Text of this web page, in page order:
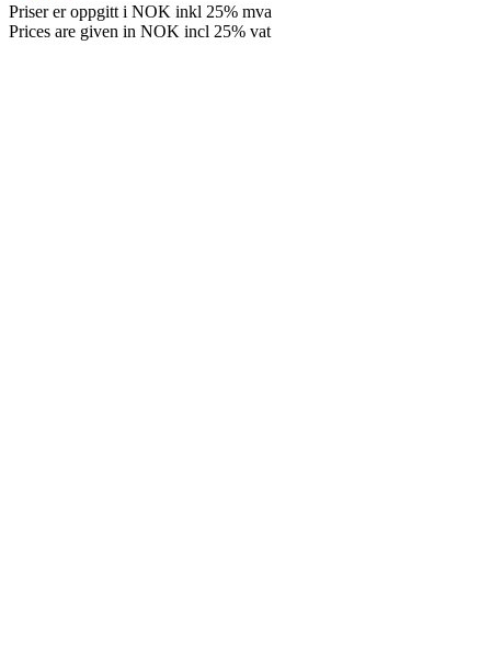
Priser er oppgitt i NOK inkl 25% mva
Prices are given in NOK incl 25% vat